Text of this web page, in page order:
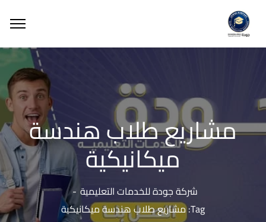
مشاريع طلاب هندسة
ميكانيكية
شركة جودة للخدمات التعليمية
Tag: مشاريع طلاب هندسة ميكانيكية